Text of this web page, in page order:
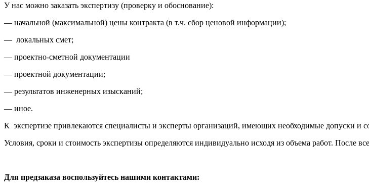
У нас можно заказать экспертизу (проверку и обоснование):
— начальной (максимальной) цены контракта (в т.ч. сбор ценовой информации);
— локальных смет;
— проектно-сметной документации
— проектной документации;
— результатов инженерных изысканий;
— иное.
К экспертизе привлекаются специалисты и эксперты организаций, имеющих необходимые допуски и
Условия, сроки и стоимость экспертизы определяются индивидуально исходя из объема работ. После
Для предзаказа воспользуйтесь нашими контактами: